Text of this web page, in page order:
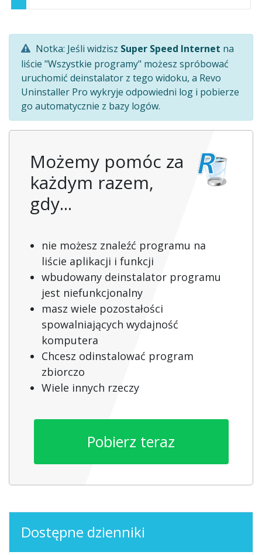
Notka: Jeśli widzisz Super Speed Internet na
liście "Wszystkie programy" możesz spróbować
uruchomić deinstalator z tego widoku, a Revo
Uninstaller Pro wykryje odpowiedni log i pobierze
go automatycznie z bazy logów.
Możemy pomóc za
każdym razem,
gdy...
nie możesz znaleźć programu na
liście aplikacji i funkcji
wbudowany deinstalator programu
jest niefunkcjonalny
masz wiele pozostałości
spowalniających wydajność
komputera
Chcesz odinstalować program
zbiorczo
Wiele innych rzeczy
Pobierz teraz
Dostępne dzienniki